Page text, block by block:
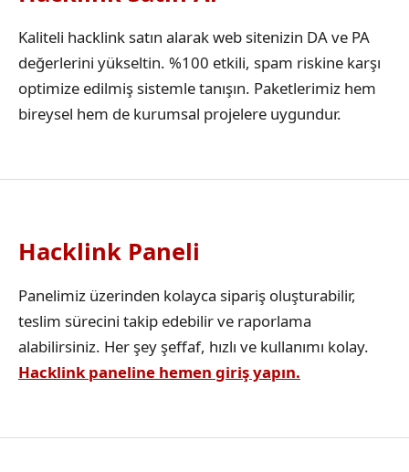
Kaliteli hacklink satın alarak web sitenizin DA ve PA
değerlerini yükseltin. %100 etkili, spam riskine karşı
optimize edilmiş sistemle tanışın. Paketlerimiz hem
bireysel hem de kurumsal projelere uygundur.
Hacklink Paneli
Panelimiz üzerinden kolayca sipariş oluşturabilir,
teslim sürecini takip edebilir ve raporlama
alabilirsiniz. Her şey şeffaf, hızlı ve kullanımı kolay.
Hacklink paneline hemen giriş yapın.